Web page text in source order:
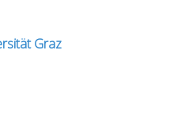
Graz